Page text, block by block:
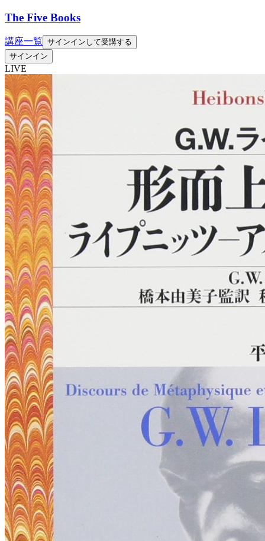
The Five Books
講座一覧 サインインして受講する
サインイン
LIVE